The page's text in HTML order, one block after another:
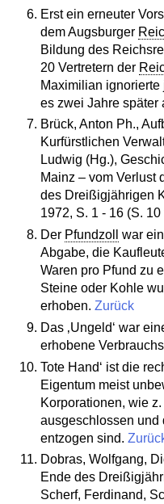
Erst ein erneuter
dem Augsburger
Bildung des
20 Vertretern der
Maximilian
es zwei Jahre später
Brück, Anton Ph.,
Kurfürstlichen
Ludwig (Hg.),
Mainz – vom Verlust
des Dreißigjährigen
1972, S. 1 - 16 (S. 10
Der Pfundzoll
war
Abgabe, die
Waren pro Pfund zu
Steine oder Kohle
erhoben. Zurück
Das ‚Ungeld‘ war
erhobene
Tote Hand‘ ist die
Eigentum meist
Korporationen, wie
ausgeschlossen und
entzogen sind.
Dobras, Wolfgang,
Ende des
Scherf, Ferdinand,